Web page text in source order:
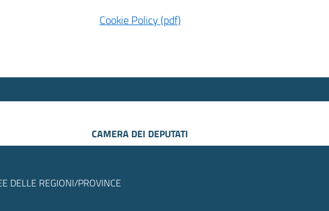
Cookie Policy (pdf)
CAMERA DEI DEPUTATI
DELLE REGIONI/PROVINCE